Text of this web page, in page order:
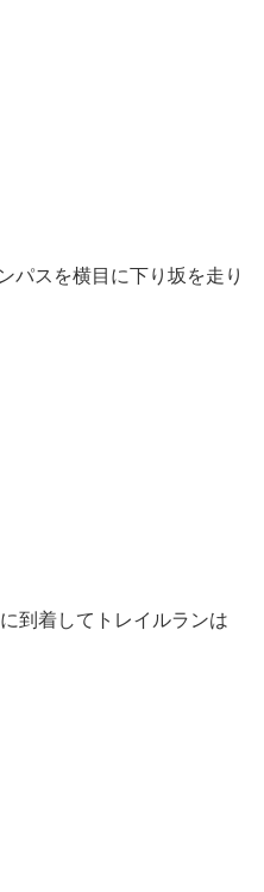
パスを横目に下り坂を走り
到着してトレイルランは